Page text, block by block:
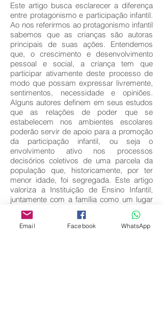
Este artigo busca esclarecer a diferença
entre protagonismo e participação infantil.
Ao nos referirmos ao protagonismo infantil
sabemos que as crianças são autoras
principais de suas ações. Entendemos
que, o crescimento e desenvolvimento
pessoal e social, a criança tem que
participar ativamente deste processo de
modo que possam expressar livremente,
sentimentos, necessidade e opiniões.
Alguns autores definem em seus estudos
que as relações de poder que se
estabelecem nos ambientes escolares
poderão servir de apoio para a promoção
da participação infantil, ou seja o
envolvimento ativo nos processos
decisórios coletivos de uma parcela da
população que, historicamente, por ter
menor idade, foi segregada. Este artigo
valoriza a Instituição de Ensino Infantil,
juntamente com a família como um lugar
ideal de ouvir as crianças pequenas e
refletir sobre essa escuta.
Email Facebook WhatsApp